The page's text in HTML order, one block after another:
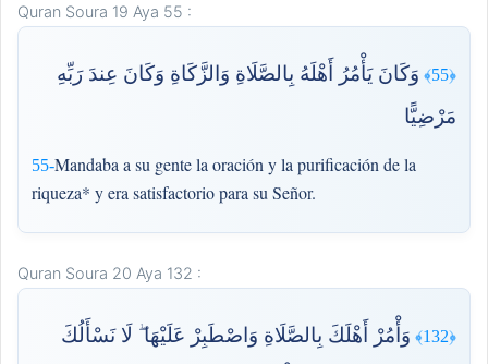
Quran Soura 19 Aya 55 :
﴿55﴾
وَكَانَ يَأْمُرُ أَهْلَهُ بِالصَّلَاةِ وَالزَّكَاةِ وَكَانَ عِندَ رَبِّهِ
مَرْضِيًّا
55-Mandaba a su gente la oración y la purificación de la
riqueza* y era satisfactorio para su Señor.
Quran Soura 20 Aya 132 :
﴿132﴾
وَأْمُرْ أَهْلَكَ بِالصَّلَاةِ وَاصْطَبِرْ عَلَيْهَا ۖ لَا نَسْأَلُكَ